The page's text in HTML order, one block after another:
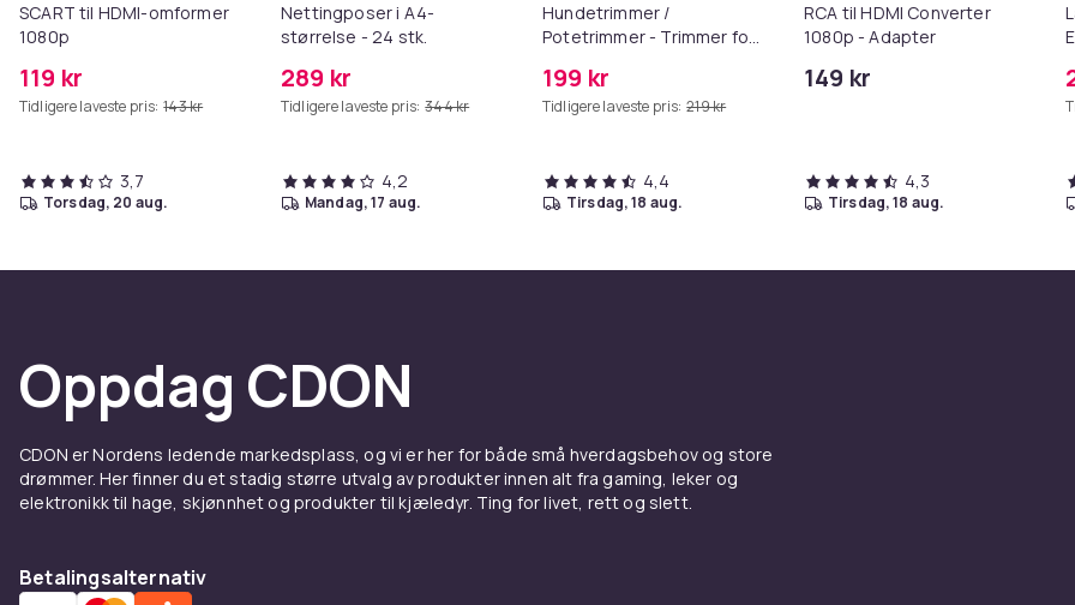
SCART til HDMI-omformer
1080p
119 kr
Tidligere laveste pris: 143 kr
3,7
torsdag, 20 aug.
Nettingposer i A4-
størrelse - 24 stk.
289 kr
Tidligere laveste pris: 344 kr
4,2
mandag, 17 aug.
Hundetrimmer /
Potetrimmer - Trimmer for
199 kr
Tidligere laveste pris: 219 kr
4,4
tirsdag, 18 aug.
RCA til HDMI Converter
1080p - Adapter
149 kr
4,3
tirsdag, 18 aug.
Oppdag CDON
CDON er Nordens ledende markedsplass, og vi er her for både små hverdagsbehov og store
drømmer. Her finner du et stadig større utvalg av produkter innen alt fra gaming, leker og
elektronikk til hage, skjønnhet og produkter til kjæledyr. Ting for livet, rett og slett.
Betalingsalternativ